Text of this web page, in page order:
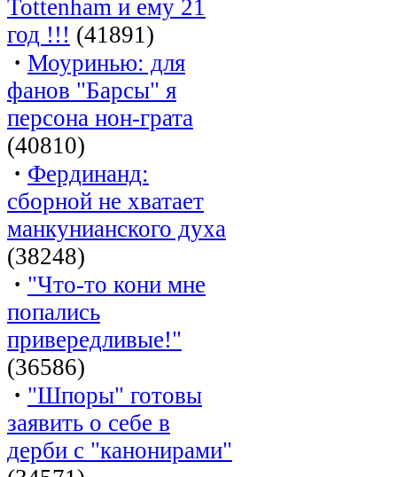
Tottenham и ему 21
год !!! (41891)
· Моуринью: для
фанов "Барсы" я
персона нон-грата
(40810)
· Фердинанд:
сборной не хватает
манкунианского духа
(38248)
· "Что-то кони мне
попались
привередливые!"
(36586)
· "Шпоры" готовы
заявить о себе в
дерби с "канонирами"